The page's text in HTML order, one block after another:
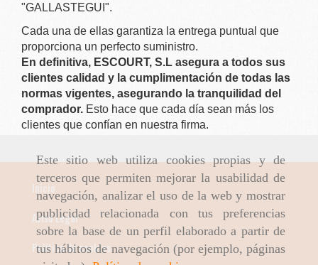
Este sitio web utiliza cookies propias y de
terceros que permiten mejorar la usabilidad de
navegación, analizar el uso de la web y mostrar
publicidad relacionada con tus preferencias
sobre la base de un perfil elaborado a partir de
tus hábitos de navegación (por ejemplo, páginas
"GALLASTEGUI".
Cada una de ellas garantiza la entrega puntual que
proporciona un perfecto suministro.
En definitiva, ESCOURT, S.L asegura a todos sus
clientes calidad y la cumplimentación de todas las
normas vigentes, asegurando la tranquilidad del
comprador. Esto hace que cada día sean más los
clientes que confían en nuestra firma.
Inicio
Aviso Legal
Política de cookies